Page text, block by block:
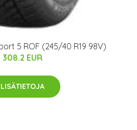
5 ROF (245/40 R19 98V)
308.2 EUR
LISÄTIETOJA